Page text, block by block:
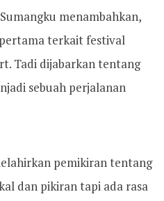
menambahkan,
terkait festival
Tadi dijabarkan tentang
sebuah perjalanan
pemikiran tentang
dan pikiran tapi ada rasa